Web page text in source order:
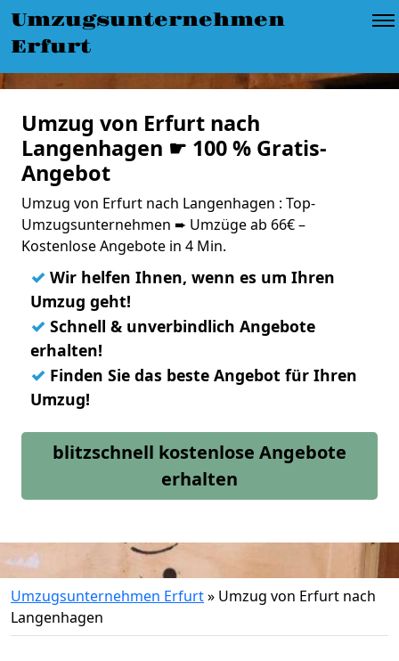
Umzugsunternehmen
Erfurt
Umzug von Erfurt nach
Langenhagen ☛ 100 % Gratis-
Angebot
Umzug von Erfurt nach Langenhagen : Top-
Umzugsunternehmen ➨ Umzüge ab 66€ –
Kostenlose Angebote in 4 Min.
✓ Wir helfen Ihnen, wenn es um Ihren
Umzug geht!
✓ Schnell & unverbindlich Angebote
erhalten!
✓ Finden Sie das beste Angebot für Ihren
Umzug!
blitzschnell kostenlose Angebote
erhalten
Umzugsunternehmen Erfurt» Umzug von Erfurt nach
Langenhagen